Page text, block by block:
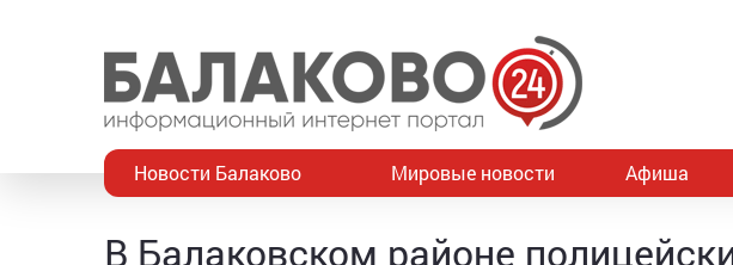
Новости Балаково Мировые новости Афиша
В Балаковском районе